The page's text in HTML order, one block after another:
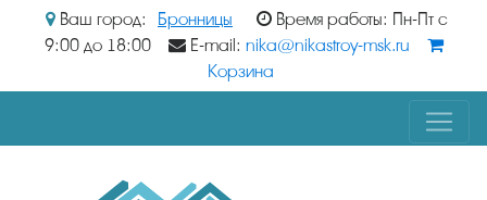
Ваш город: Бронницы
Время работы: Пн-Пт с
9:00 до 18:00
E-mail: nika@nikastroy-msk.ru
Корзина